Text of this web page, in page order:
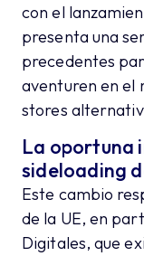
con el
presenta una
precedentes
aventuren en el
stores
La oportuna
sideloading
Este cambio
de la UE, en
Digitales, que